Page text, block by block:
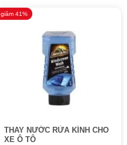
giảm 41%
THAY NƯỚC RỬA KÍNH CHO
XE Ô TÔ